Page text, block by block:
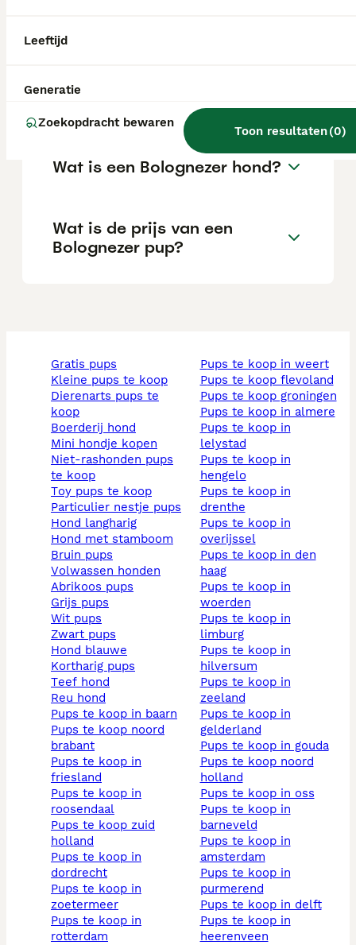
Leeftijd
Generatie
Zoekopdracht bewaren
Toon resultaten(0)
Wat is het karakter van een
Wat is een Bolognezer hond?
Wat is de prijs van een
Bolognezer pup?
gratis pups
kleine pups te koop
dierenarts pups te
koop
boerderij hond
mini hondje kopen
niet-rashonden pups
te koop
toy pups te koop
particulier nestje pups
hond langharig
hond met stamboom
bruin pups
volwassen honden
abrikoos pups
grijs pups
wit pups
zwart pups
hond blauwe
kortharig pups
teef hond
reu hond
pups te koop in baarn
pups te koop noord
brabant
pups te koop in
friesland
pups te koop in
roosendaal
pups te koop zuid
holland
pups te koop in
dordrecht
pups te koop in
zoetermeer
pups te koop in
rotterdam
pups te koop in weert
pups te koop flevoland
pups te koop groningen
pups te koop in almere
pups te koop in
lelystad
pups te koop in
hengelo
pups te koop in
drenthe
pups te koop in
overijssel
pups te koop in den
haag
pups te koop in
woerden
pups te koop in
limburg
pups te koop in
hilversum
pups te koop in
zeeland
pups te koop in
gelderland
pups te koop in gouda
pups te koop noord
holland
pups te koop in oss
pups te koop in
barneveld
pups te koop in
amsterdam
pups te koop in
purmerend
pups te koop in delft
pups te koop in
heerenveen